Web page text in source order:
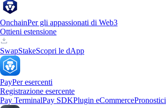
OnchainPer gli appassionati di Web3
Ottieni estensione
SwapStakeScopri le dApp
PayPer esercenti
Registrazione esercente
Pay TerminalPay SDKPlugin eCommercePronostici